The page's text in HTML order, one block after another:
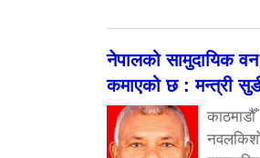
नेपालको सामुदायिक
कमाएको छ : मन्त्री